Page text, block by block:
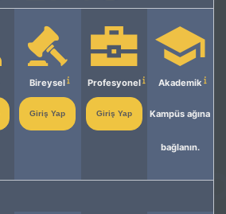
Bireysel
Giriş Yap
Profesyonel
Giriş Yap
Akademik
Kampüs ağına
bağlanın.